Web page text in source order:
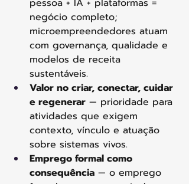
pessoa + IA + plataformas =
negócio completo;
microempreendedores atuam
com governança, qualidade e
modelos de receita
sustentáveis.
Valor no criar, conectar, cuidar
e regenerar — prioridade para
atividades que exigem
contexto, vínculo e atuação
sobre sistemas vivos.
Emprego formal como
consequência — o emprego